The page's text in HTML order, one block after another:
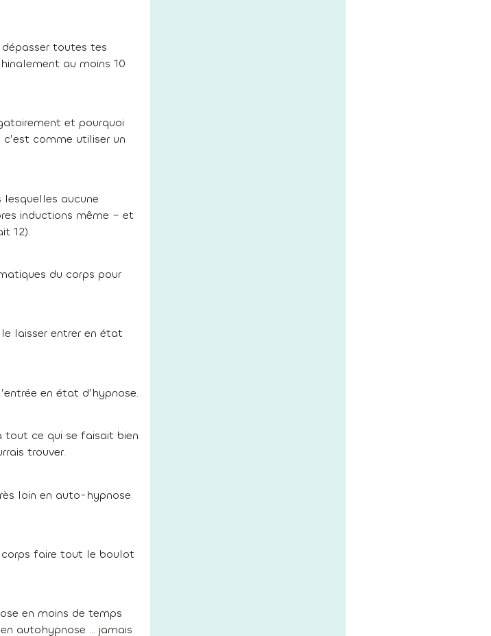
toutes tes
au moins 10
et pourquoi
comme utiliser un
aucune
inductions même – et
12).
du corps pour
laisser entrer en état
en état d’hypnose.
tout ce qui se faisait bien
trouver.
loin en auto-hypnose
corps faire tout le boulot
en moins de temps
autohypnose … jamais